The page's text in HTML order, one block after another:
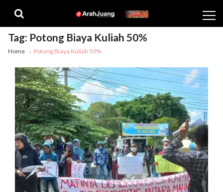
navigation
content
Tag: Potong Biaya Kuliah 50%
Home Potong Biaya Kuliah 50%